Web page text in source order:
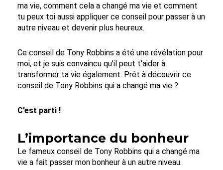
ma vie, comment cela a changé ma vie et comment
tu peux toi aussi appliquer ce conseil pour passer à un
autre niveau et devenir plus heureux.
Ce conseil de Tony Robbins a été une révélation pour
moi, et je suis convaincu qu’il peut t’aider à
transformer ta vie également. Prêt à découvrir ce
conseil de Tony Robbins qui a changé ma vie ?
C’est parti !
L’importance du bonheur
Le fameux conseil de Tony Robbins qui a changé ma
vie a fait passer mon bonheur à un autre niveau.